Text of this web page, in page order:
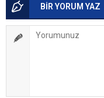
BİR YORUM YAZ